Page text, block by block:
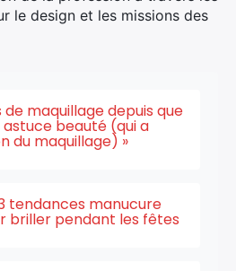
le design et les missions des
de maquillage depuis que
beauté (qui a
du maquillage) »
tendances manucure
briller pendant les fêtes